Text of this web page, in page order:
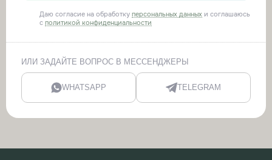
Даю согласие на обработку персональных данных и соглашаюсь
с политикой конфиденциальности
ИЛИ ЗАДАЙТЕ ВОПРОС В МЕССЕНДЖЕРЫ
WHATSAPP TELEGRAM